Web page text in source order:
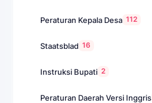
Peraturan Kepala Desa 112
Staatsblad 16
Instruksi Bupati 2
Peraturan Daerah Versi Inggris